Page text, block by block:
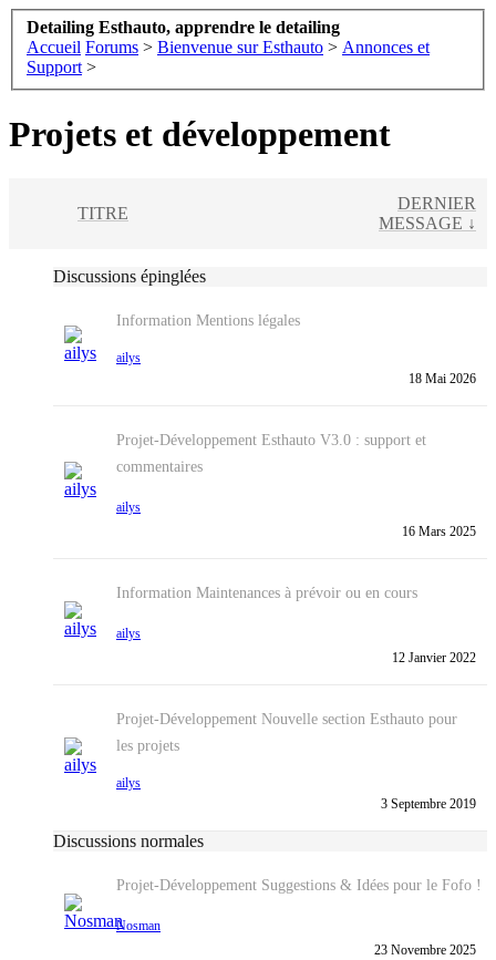
Detailing Esthauto, apprendre le detailing
Accueil Forums > Bienvenue sur Esthauto > Annonces et
Support >
Projets et développement
TITRE
DERNIER
MESSAGE ↓
Discussions épinglées
Information Mentions légales
ailys
18 Mai 2026
Projet-Développement Esthauto V3.0 : support et
commentaires
ailys
16 Mars 2025
Information Maintenances à prévoir ou en cours
ailys
12 Janvier 2022
Projet-Développement Nouvelle section Esthauto pour
les projets
ailys
3 Septembre 2019
Discussions normales
Projet-Développement Suggestions & Idées pour le Fofo !
Nosman
23 Novembre 2025